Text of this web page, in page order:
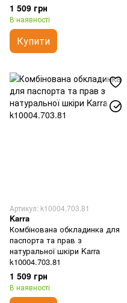
1 509 грн
В наявності
Купити
Артикул: k10004.703.81
Karra
Комбінована обкладинка для
паспорта та прав з
натуральної шкіри Karra
k10004.703.81
1 509 грн
В наявності